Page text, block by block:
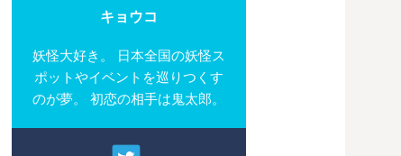
キョウコ
妖怪大好き。 日本全国の妖怪ス
ポットやイベントを巡りつくす
のが夢。 初恋の相手は鬼太郎。